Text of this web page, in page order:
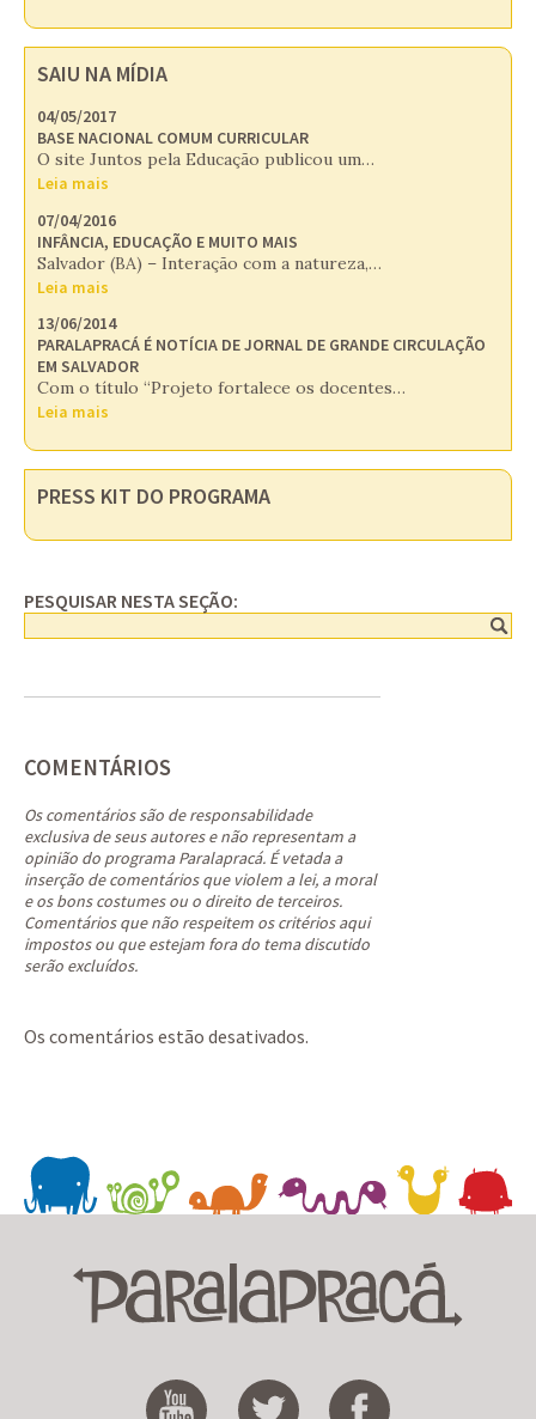
SAIU NA MÍDIA
04/05/2017
BASE NACIONAL COMUM CURRICULAR
O site Juntos pela Educação publicou um…
Leia mais
07/04/2016
INFÂNCIA, EDUCAÇÃO E MUITO MAIS
Salvador (BA) – Interação com a natureza,…
Leia mais
13/06/2014
PARALAPRACÁ É NOTÍCIA DE JORNAL DE GRANDE CIRCULAÇÃO
EM SALVADOR
Com o título “Projeto fortalece os docentes…
Leia mais
PRESS KIT DO PROGRAMA
PESQUISAR NESTA SEÇÃO:
COMENTÁRIOS
Os comentários são de responsabilidade
exclusiva de seus autores e não representam a
opinião do programa Paralapracá. É vetada a
inserção de comentários que violem a lei, a moral
e os bons costumes ou o direito de terceiros.
Comentários que não respeitem os critérios aqui
impostos ou que estejam fora do tema discutido
serão excluídos.
Os comentários estão desativados.